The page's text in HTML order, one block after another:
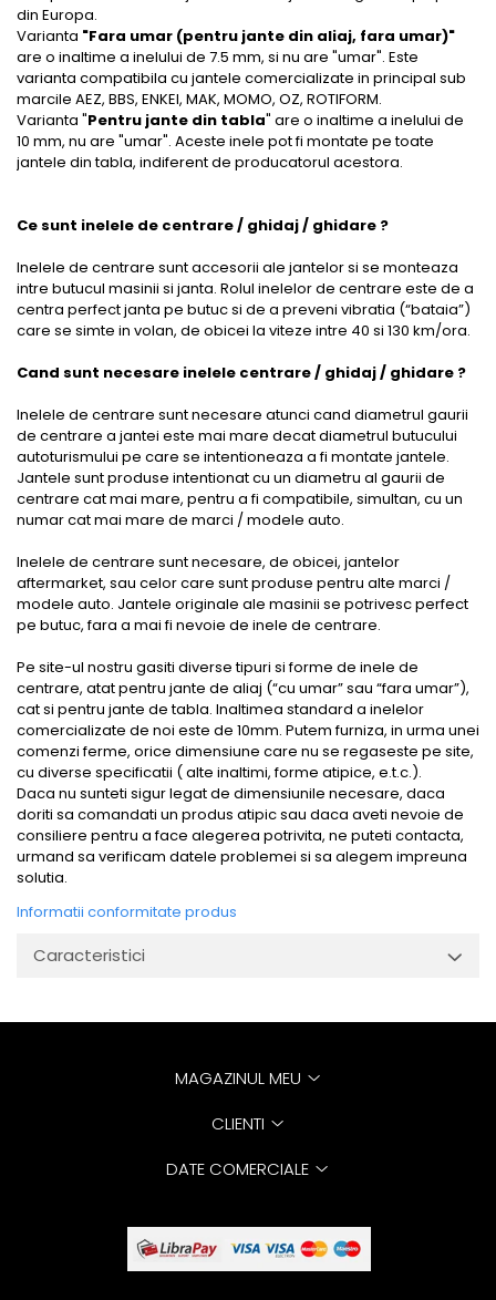
din Europa.
Varianta "Fara umar (pentru jante din aliaj, fara umar)"
are o inaltime a inelului de 7.5 mm, si nu are "umar". Este
varianta compatibila cu jantele comercializate in principal sub
marcile AEZ, BBS, ENKEI, MAK, MOMO, OZ, ROTIFORM.
Varianta "Pentru jante din tabla" are o inaltime a inelului de
10 mm, nu are "umar". Aceste inele pot fi montate pe toate
jantele din tabla, indiferent de producatorul acestora.
Ce sunt inelele de centrare / ghidaj / ghidare ?
Inelele de centrare sunt accesorii ale jantelor si se monteaza
intre butucul masinii si janta. Rolul inelelor de centrare este de a
centra perfect janta pe butuc si de a preveni vibratia (“bataia”)
care se simte in volan, de obicei la viteze intre 40 si 130 km/ora.
Cand sunt necesare inelele centrare / ghidaj / ghidare ?
Inelele de centrare sunt necesare atunci cand diametrul gaurii
de centrare a jantei este mai mare decat diametrul butucului
autoturismului pe care se intentioneaza a fi montate jantele.
Jantele sunt produse intentionat cu un diametru al gaurii de
centrare cat mai mare, pentru a fi compatibile, simultan, cu un
numar cat mai mare de marci / modele auto.
Inelele de centrare sunt necesare, de obicei, jantelor
aftermarket, sau celor care sunt produse pentru alte marci /
modele auto. Jantele originale ale masinii se potrivesc perfect
pe butuc, fara a mai fi nevoie de inele de centrare.
Pe site-ul nostru gasiti diverse tipuri si forme de inele de
centrare, atat pentru jante de aliaj (“cu umar” sau “fara umar”),
cat si pentru jante de tabla. Inaltimea standard a inelelor
comercializate de noi este de 10mm. Putem furniza, in urma unei
comenzi ferme, orice dimensiune care nu se regaseste pe site,
cu diverse specificatii ( alte inaltimi, forme atipice, e.t.c.).
Daca nu sunteti sigur legat de dimensiunile necesare, daca
doriti sa comandati un produs atipic sau daca aveti nevoie de
consiliere pentru a face alegerea potrivita, ne puteti contacta,
urmand sa verificam datele problemei si sa alegem impreuna
solutia.
Informatii conformitate produs
Caracteristici
MAGAZINUL MEU
CLIENTI
DATE COMERCIALE